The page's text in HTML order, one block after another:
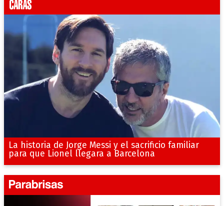
La historia de Jorge Messi y el sacrificio familiar
para que Lionel llegara a Barcelona